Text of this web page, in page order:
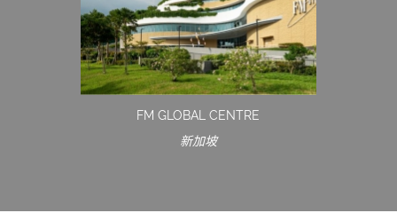
FM GLOBAL CENTRE
新加坡